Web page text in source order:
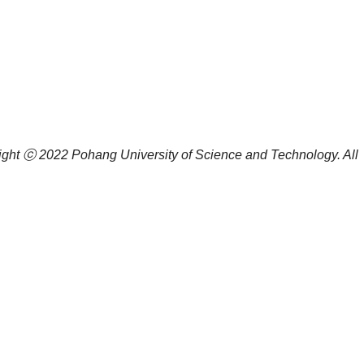
ⓒ 2022 Pohang University of Science and Technology. All